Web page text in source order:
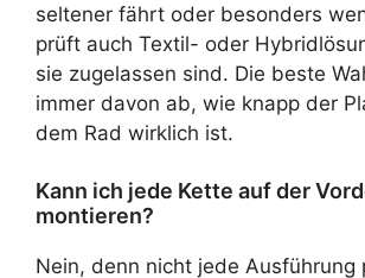
seltener fährt oder besonders
prüft auch Textil- oder
sie zugelassen sind. Die beste
immer davon ab, wie knapp der
dem Rad wirklich ist.
Kann ich jede Kette auf der
montieren?
Nein, denn nicht jede Ausführung